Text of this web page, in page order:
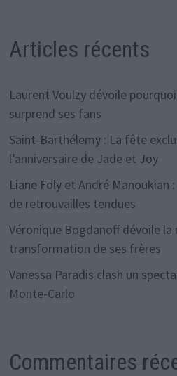
Articles récents
Laurent Voulzy dévoile
surprend ses fans
Saint-Barthélemy : La fête
l’anniversaire de Jade et Joy
Liane Foly et André Manoukian
de retrouvailles tendues
Véronique Bogdanoff dévoile la
transformation de ses frères
Vanessa Paradis clash un
Monte-Carlo
Commentaires